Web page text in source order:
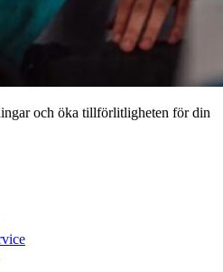
och öka tillförlitligheten för din